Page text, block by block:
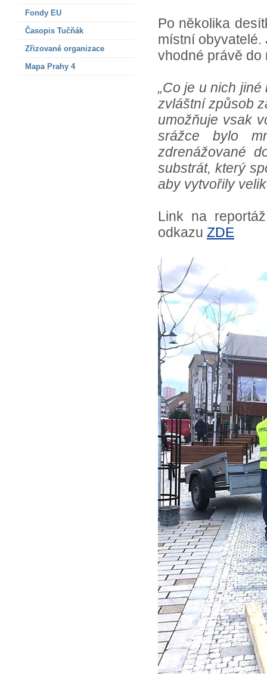
Fondy EU
Časopis Tučňák
Zřizované organizace
Mapa Prahy 4
Po několika
místní obyvatelé.
vhodné právě do
„Co je u nich
zvláštní způsob
umožňuje vsak
srážce bylo
zdrenážované
substrát, který
aby vytvořily
Link na
odkazu ZDE